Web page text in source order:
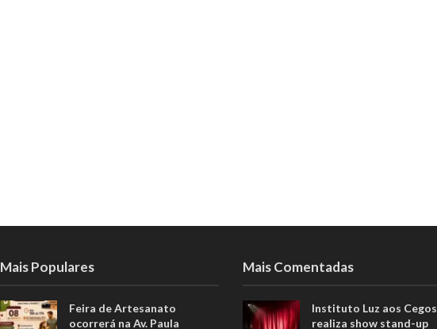
Mais Populares
Feira de Artesanato
ocorrerá na Av. Paula
Mais Comentadas
Instituto Luz aos Cegos
realiza show stand-up